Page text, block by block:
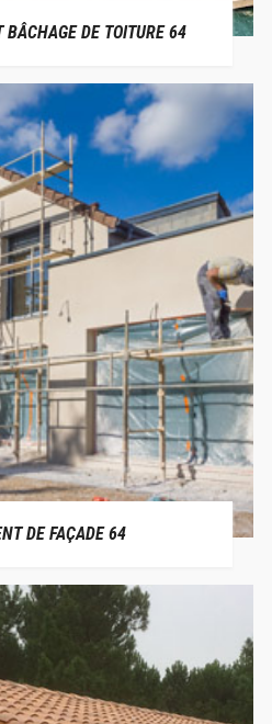
BÂCHAGE DE TOITURE 64
DE FAÇADE 64